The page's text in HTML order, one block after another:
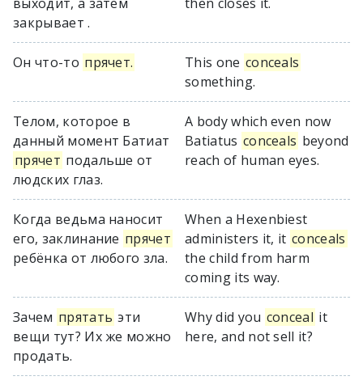
закрывает .
Он что-то прячет. This one conceals
something.
Телом, которое в
данный момент Батиат
прячет подальше от
людских глаз.
A body which even now
Batiatus conceals beyond
reach of human eyes.
Когда ведьма наносит
его, заклинание прячет
ребёнка от любого зла.
When a Hexenbiest
administers it, it conceals
the child from harm
coming its way.
Зачем прятать эти
вещи тут? Их же можно
продать.
Why did you conceal it
here, and not sell it?